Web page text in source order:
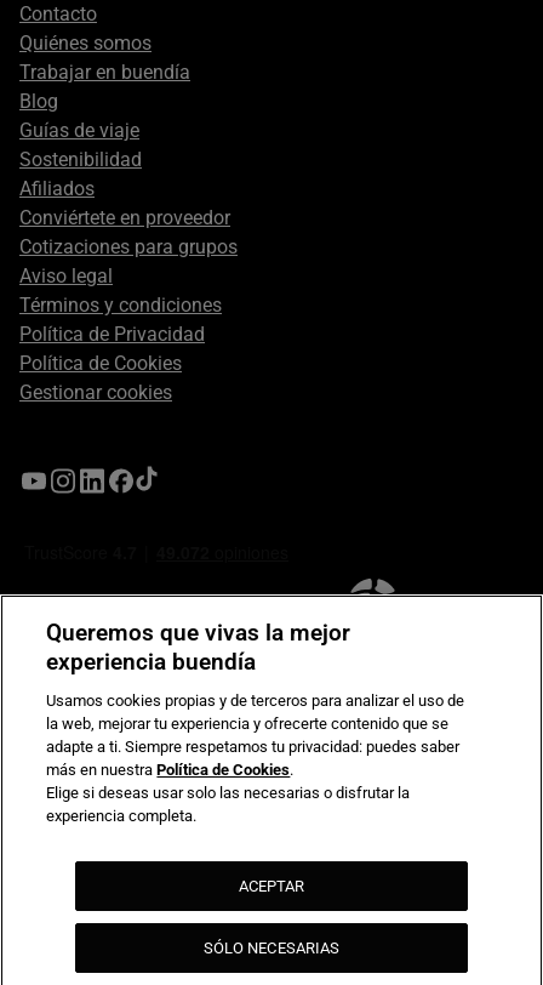
Footer
secondary
Contacto
Quiénes somos
Trabajar en buendía
Blog
Guías de viaje
Sostenibilidad
Afiliados
Conviértete en proveedor
Cotizaciones para grupos
Aviso legal
Términos y condiciones
Política de Privacidad
Política de Cookies
Gestionar cookies
Compromiso de seguridad en pagos electrónicos
Queremos que vivas la mejor
experiencia buendía
Usamos cookies propias y de terceros para analizar el uso de
la web, mejorar tu experiencia y ofrecerte contenido que se
adapte a ti. Siempre respetamos tu privacidad: puedes saber
más en nuestraPolítica de Cookies.
Elige si deseas usar solo las necesarias o disfrutar la
experiencia completa.
ACEPTAR
SÓLO NECESARIAS